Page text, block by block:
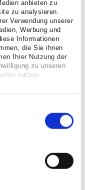
anbieten zu
zu analysieren.
Verwendung unserer
Werbung und
Informationen
die Sie ihnen
Ihrer Nutzung der
zu unseren
nutzen.
ambulanten
und
Wir wollen Ihnen
über den
das Gefühl